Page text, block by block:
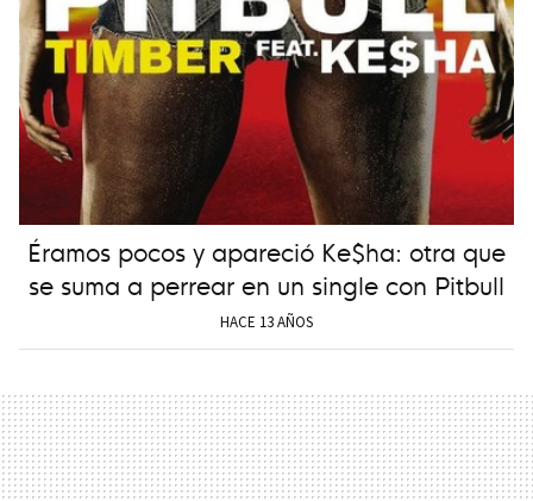
Éramos pocos y apareció Ke$ha: otra que
se suma a perrear en un single con Pitbull
HACE 13 AÑOS